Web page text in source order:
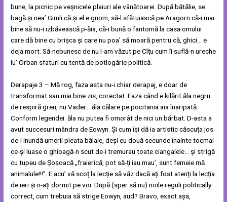
bune, la picnic pe veșnicele plaiuri ale vânătoarei. După bătălie, se
bagă și nea’ Gimli că și el e gnom, să-l sfătuiască pe Aragorn că-i mai
bine să nu-i izbăvească p-ăia, că-i bună o fantomă la casa omului
care dă bine cu brișca și care nu poa’ să moară pentru că, ghici… e
deja mort. Să-nebunesc de nu l-am văzut pe Cîțu cum îi suflă-n ureche
lu’ Orban sfaturi cu tentă de potlogărie politică.
Derapaje 3 – Mă rog, faza asta nu-i chiar derapaj, e doar de
transformat sau mai bine zis, corectat. Faza când e kilărit ăla negru
de respiră greu, nu Vader… ăla călare pe pocitania aia înaripată.
Conform legendei. ăla nu putea fi omorât de nici un bărbat. D-asta a
avut succesuri mândra de Eowyn. Și cum își dă ia artistic căscuța jos
de-i inundă umerii pleata bălaie, deși cu două secunde înainte tocmai
ce-și luase o ghioagă-n scut de-i tremurau toate ciangalele… și strigă
cu tupeu de Șoșoacă „fraierică, pot să-ți iau mau’, sunt femeie mă
animalule!!!”. E acu’ vă scoț la lecție să văz dacă ați fost atenți la lecția
de ieri și n-ați dormit pe voi. După (sper să nu) noile reguli politically
correct, cum trebuia să strige Eowyn, aud? Bravo, exact așa,